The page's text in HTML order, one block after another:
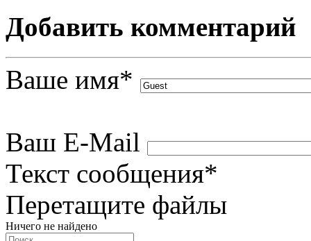
Добавить комментарий
Ваше имя*
Ваш E-Mail
Текст сообщения*
Перетащите файлы
Ничего не найдено